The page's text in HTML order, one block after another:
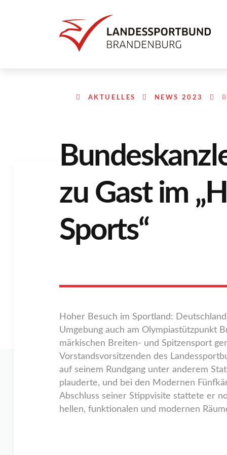
AKTUELLES NEWS 2023
zu Gast im
Sports“
Hoher Besuch im Sportland:
Umgebung auch am Olympiastützpunkt
märkischen Breiten- und Spitzensport
Vorstandsvorsitzenden des
auf seinem Rundgang unter anderem
plauderte, und bei den Modernen
Abschluss seiner Stippvisite stattete er
hellen, funktionalen und modernen